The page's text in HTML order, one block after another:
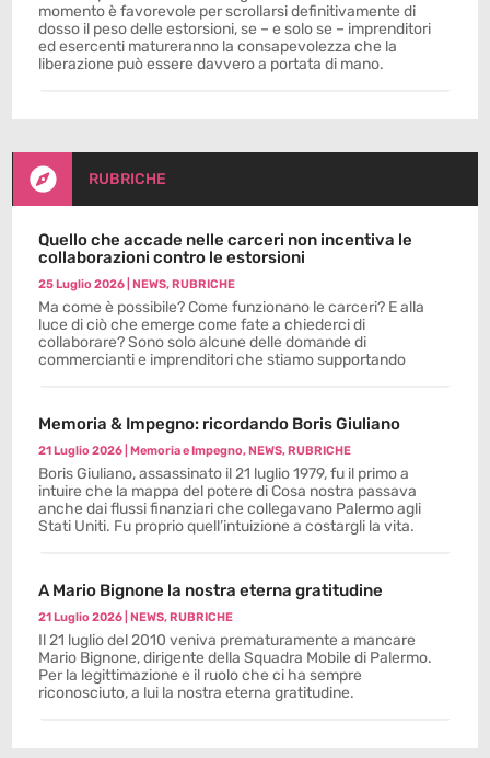
momento è favorevole per scrollarsi definitivamente di
dosso il peso delle estorsioni, se – e solo se – imprenditori
ed esercenti matureranno la consapevolezza che la
liberazione può essere davvero a portata di mano.
 RUBRICHE
Quello che accade nelle carceri non incentiva le
collaborazioni contro le estorsioni
25 Luglio 2026 |NEWS,RUBRICHE
Ma come è possibile? Come funzionano le carceri? E alla
luce di ciò che emerge come fate a chiederci di
collaborare? Sono solo alcune delle domande di
commercianti e imprenditori che stiamo supportando
Memoria & Impegno: ricordando Boris Giuliano
21 Luglio 2026 |Memoria e Impegno,NEWS,RUBRICHE
Boris Giuliano, assassinato il 21 luglio 1979, fu il primo a
intuire che la mappa del potere di Cosa nostra passava
anche dai flussi finanziari che collegavano Palermo agli
Stati Uniti. Fu proprio quell’intuizione a costargli la vita.
A Mario Bignone la nostra eterna gratitudine
21 Luglio 2026 |NEWS,RUBRICHE
Il 21 luglio del 2010 veniva prematuramente a mancare
Mario Bignone, dirigente della Squadra Mobile di Palermo.
Per la legittimazione e il ruolo che ci ha sempre
riconosciuto, a lui la nostra eterna gratitudine.